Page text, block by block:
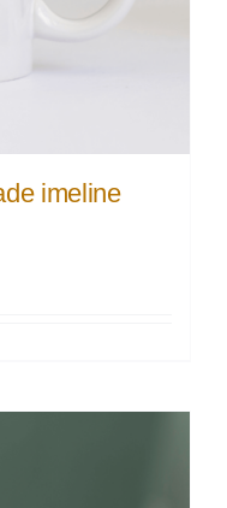
imeline